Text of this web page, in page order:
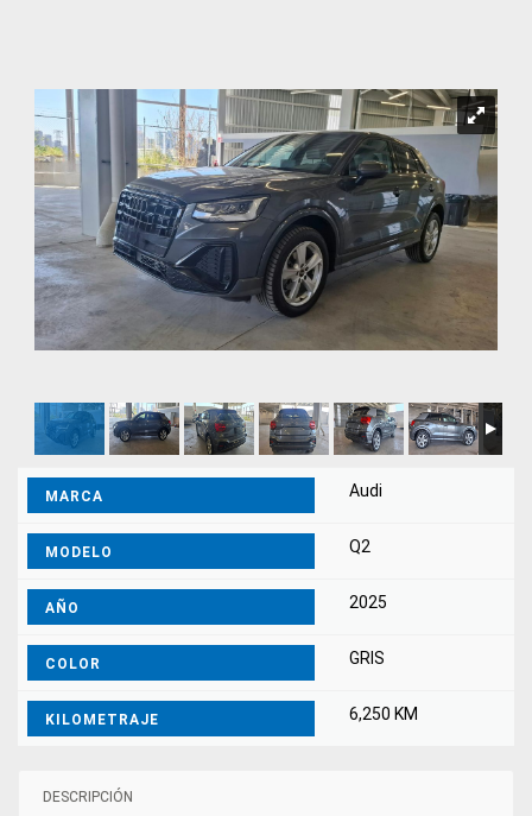
MARCA Audi
MODELO Q2
AÑO 2025
COLOR GRIS
KILOMETRAJE 6,250 KM
DESCRIPCIÓN